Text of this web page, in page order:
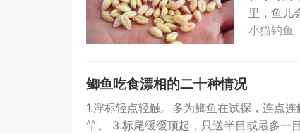
里，鱼儿
大家介绍
小猫钓鱼
鲫鱼吃食漂相的二十种情况
1.浮标轻点轻触。多为鲫鱼在试探，连点
竿。 3.标尾缓缓顶起，只送半目或最多一